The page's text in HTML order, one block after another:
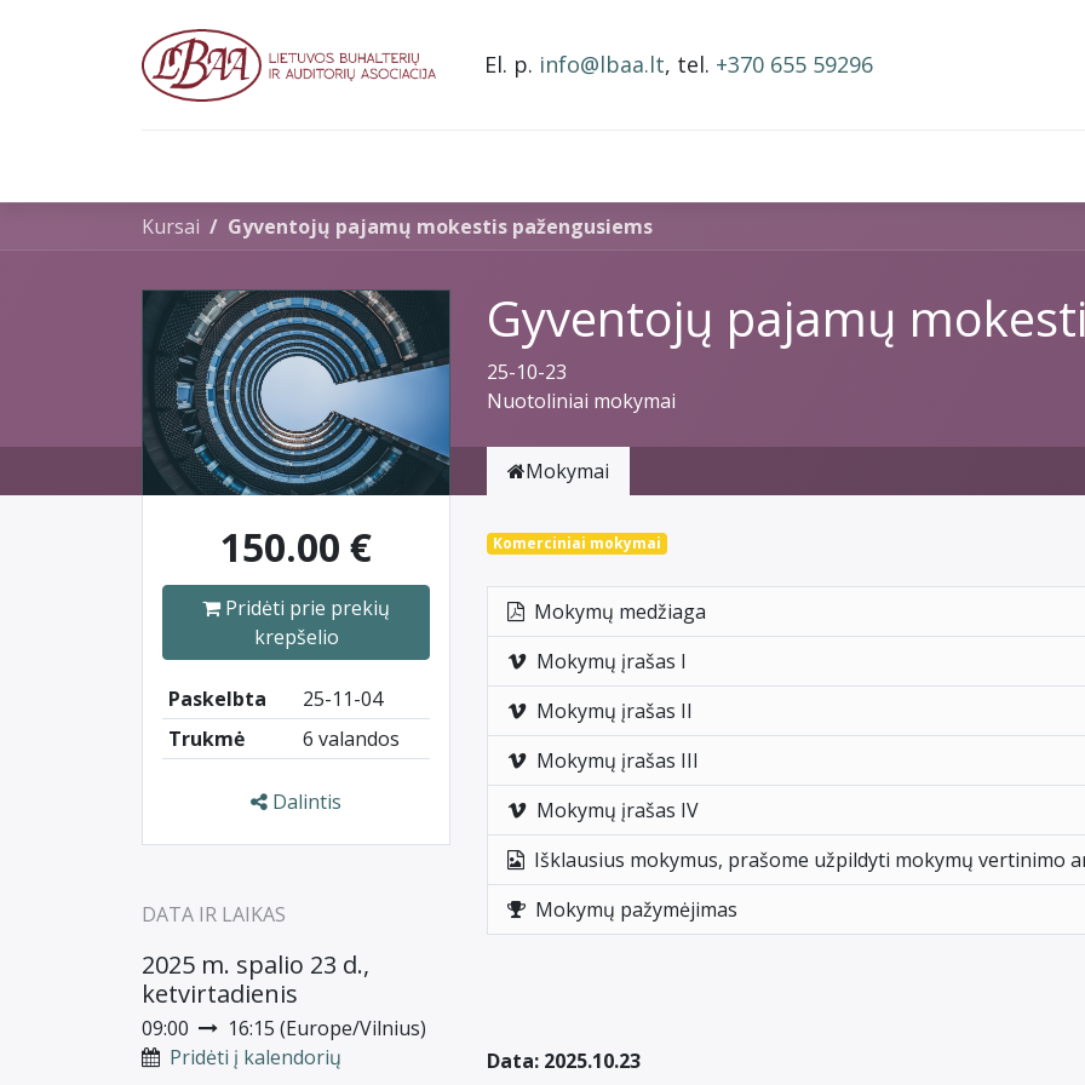
El. p. info@lbaa.lt, tel. +370 655 59296
Kursai Gyventojų pajamų mokestis pažengusiems
Gyventojų pajamų
25-10-23
Nuotoliniai mokymai
150.00 €
Pridėti prie prekių
krepšelio
Paskelbta
25-11-04
Trukmė
6 valandos
Dalintis
DATA IR LAIKAS
2025 m. spalio 23 d.,
ketvirtadienis
09:00 16:15 (Europe/Vilnius)
Pridėti į kalendorių
Mokymai
Komerciniai mokymai
Mokymų medžiaga
Mokymų įrašas I
Mokymų įrašas II
Mokymų įrašas III
Mokymų įrašas IV
Išklausius mokymus, prašome užpildyti mokymų vertinimo
Mokymų pažymėjimas
Data: 2025.10.23